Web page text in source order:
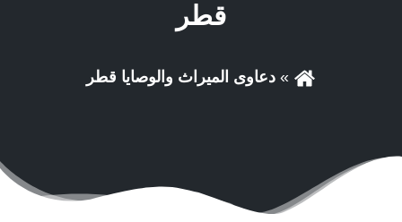
قطر
دعاوى الميراث والوصايا قطر